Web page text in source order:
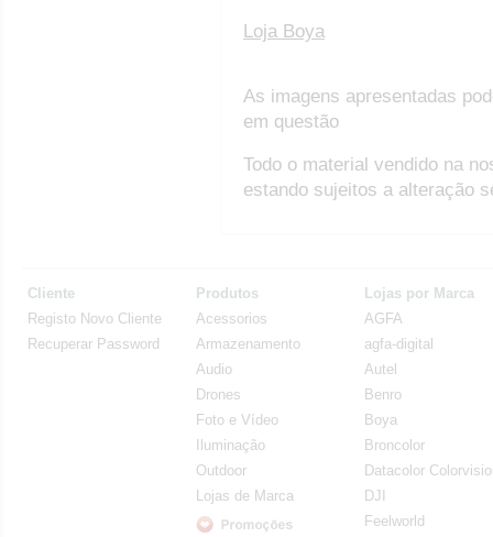
Loja Boya
As imagens apresentadas
em questão
Todo o material vendido na
estando sujeitos a alteração
Cliente
Registo Novo Cliente
Recuperar Password
Produtos
Acessorios
Armazenamento
Audio
Drones
Foto e Vídeo
Iluminação
Outdoor
Lojas de Marca
Lojas por Marca
AGFA
agfa-digital
Autel
Benro
Boya
Broncolor
Datacolor
DJI
Feelworld